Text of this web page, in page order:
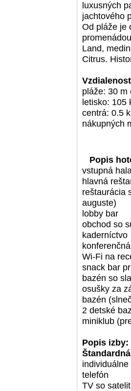
luxusných
jachtového
Od pláže je
Land,
Citrus.
pláže: 30 m
letisko: 105
centrá: 0.5
nákupných
Popis
vstupná
hlavná
reštaurácia
auguste)
lobby bar
obchod so
kaderníctvo
Wi-Fi na
snack bar
bazén so
osušky za
bazén
2 detské
miniklub
Popis izby:
telefón
TV so